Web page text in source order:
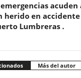
acuden
herido en
Lumbreras .
Más del autor